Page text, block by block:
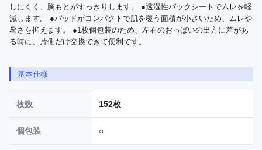
しにくく、胸もとがすっきりします。 ●透湿性バックシートでムレを軽
減します。 ●パッドがコンパクトで肌を覆う面積が小さいため、ムレや
暑さを抑えます。 ●1枚個包装のため、左右のおっぱいの出方に差があ
る時に、片側だけ交換できて便利です。
基本仕様
枚数 152枚
個包装 ○